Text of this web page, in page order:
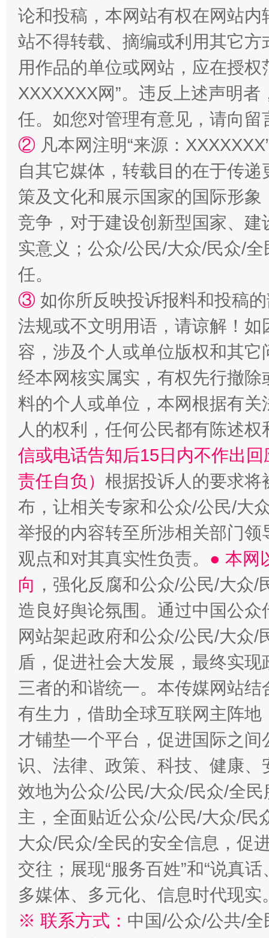
论和投稿，本网站有权在网站
站不得转载、摘编或利用其它
用作品的单位或网站，应在授
XXXXXXX网”。违反上述声明
任。如您对管理有意见，请向
② 凡本网注明“来源：
自其它媒体，转载目的在于传
策及文化和展示国家的国际形
竞争，对于建设创新型国家、
实意义；公众/公民/大众/民众/
任。
③ 如你所反映投诉报料和投稿
法规或不文明用语，请谅解！
容，涉及个人或单位版权和其它
经本网核实属实，有权先行撤
料的个人或单位，本网根据有
人的权利，任何公民都有陈述
信或电话告知后15日内不作出
责任自负） 根据投诉人的要求将
布，让相关专家和公众/公民/大
举报的内容转至所涉相关部门
观点和对其真实性负责。 ● 本网
向 ，强化反腐和公众/公民/大众
造良好舆论氛围。通过中国公
网站架起政府和公众/公民/大众
盾，促进社会大发展，最终实
三者的和谐统一。本传媒网站
有生力，借助全球互联网主阵
才铺垫一个平台，促进国际之
识、法律、政策、科技、健康
效地为公众/公民/大众/民众/全
主，全面贴近公众/公民/大众/民
大众/民众/全民的安全信息，促
交往；展现“服务百姓”和“说真
多媒体、多元化、信息时代现实
※ 联系方式： 中国/公众/公共/